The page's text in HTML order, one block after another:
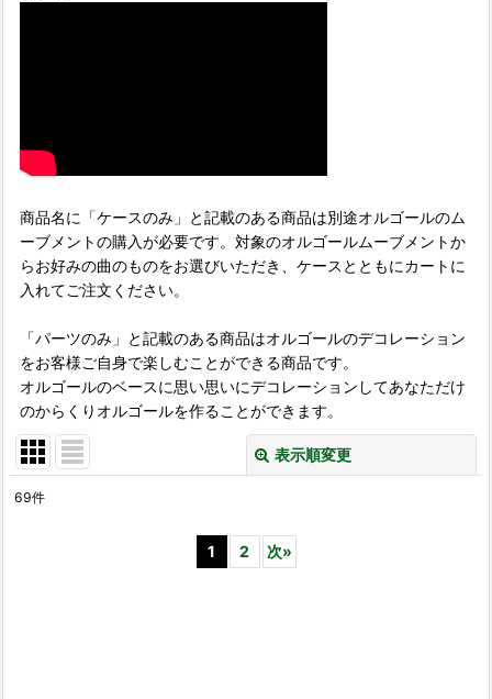
商品名に「ケースのみ」と記載のある商品は別途オルゴールのム
ーブメントの購入が必要です。対象のオルゴールムーブメントか
らお好みの曲のものをお選びいただき、ケースとともにカートに
入れてご注文ください。
「パーツのみ」と記載のある商品はオルゴールのデコレーション
をお客様ご自身で楽しむことができる商品です。
オルゴールのベースに思い思いにデコレーションしてあなただけ
のからくりオルゴールを作ることができます。
表示順変更
69件
1 2 次»